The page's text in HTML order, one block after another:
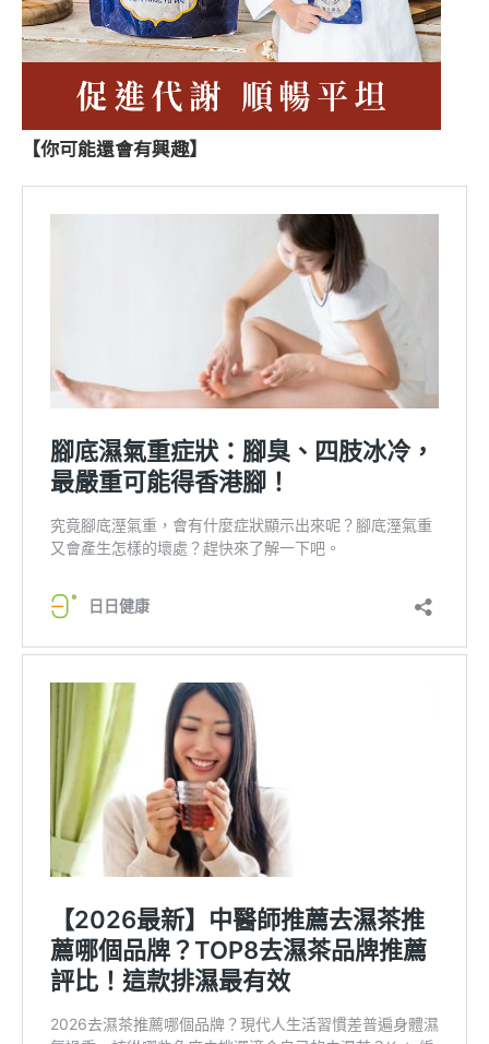
【你可能還會有興趣】